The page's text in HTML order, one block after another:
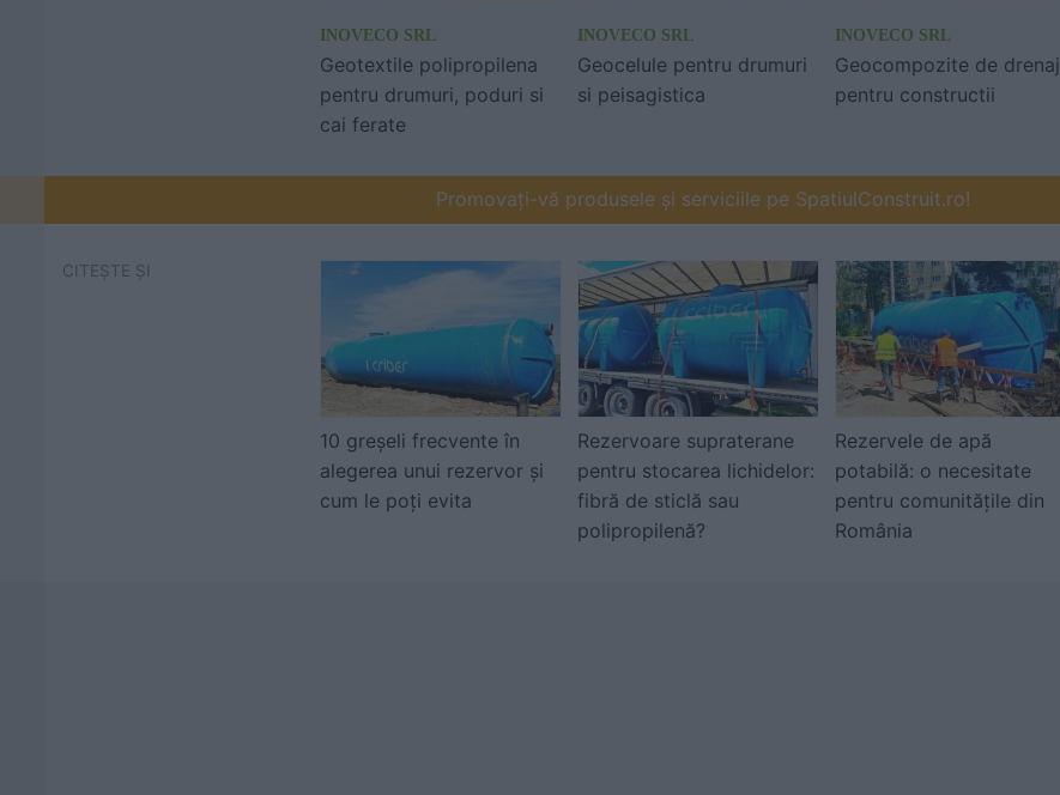
INOVECO SRL
Geotextile polipropilena
pentru drumuri, poduri si
cai ferate
INOVECO SRL
Geocelule pentru drumuri
si peisagistica
INOVECO SRL
Geocompozite de drenaj
pentru constructii
Promovați-vă produsele și serviciile pe SpatiulConstruit.ro!
CITEȘTE ȘI
10 greșeli frecvente în
alegerea unui rezervor și
cum le poți evita
Rezervoare supraterane
pentru stocarea lichidelor:
fibră de sticlă sau
polipropilenă?
Rezervele de apă
potabilă: o necesitate
pentru comunitățile din
România